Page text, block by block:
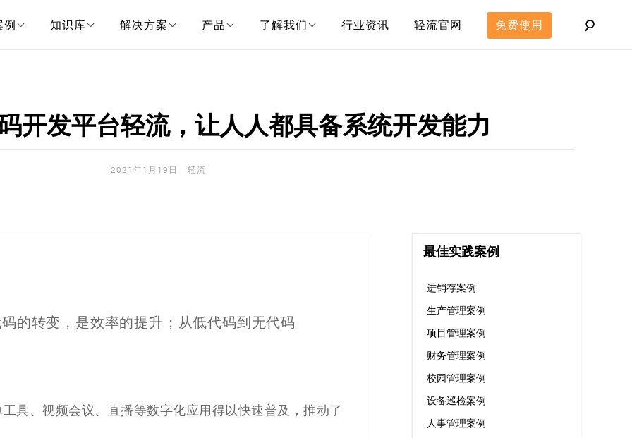
例 知识库 解决方案 产品 了解我们 行业资讯 轻流官网 免费使用
开发平台轻流，让人人都具备系统开发能力
2021年1月19日 轻流
的转变，是效率的提升；从低代码到无代码
具、视频会议、直播等数字化应用得以快速普及，推动了
最佳实践案例
进销存案例
生产管理案例
项目管理案例
财务管理案例
校园管理案例
设备巡检案例
人事管理案例